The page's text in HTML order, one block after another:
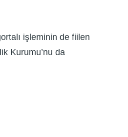
işleminin de fiilen
Kurumu’nu da